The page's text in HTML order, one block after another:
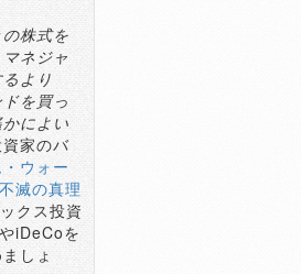
株式を
ネジャ
より
を買っ
によい
家のバ
ウォー
滅の真理
クス投資
iDeCoを
しょ